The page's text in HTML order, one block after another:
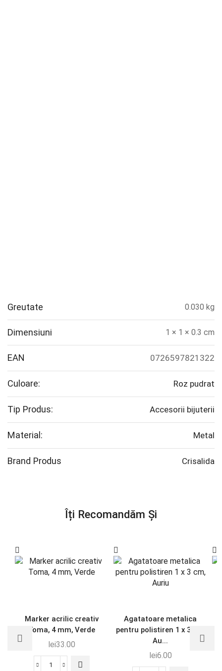
Greutate 0.030 kg
Dimensiuni 1 × 1 × 0.3 cm
EAN 0726597821322
Culoare: Roz pudrat
Tip Produs: Accesorii bijuterii
Material: Metal
Brand Produs Crisalida
Îți Recomandăm Și
Marker acrilic creativ
Toma, 4 mm, Verde
lei33.00
Agatatoare metalica
pentru polistiren 1 x 3 cm,
Au...
lei6.00